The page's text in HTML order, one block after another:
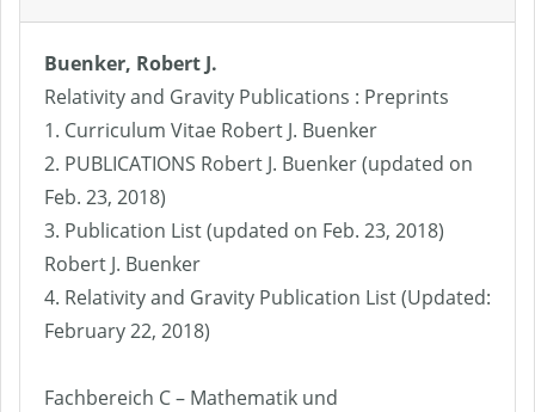
Buenker, Robert J.
Relativity and Gravity Publications : Preprints
1. Curriculum Vitae Robert J. Buenker
2. PUBLICATIONS Robert J. Buenker (updated on
Feb. 23, 2018)
3. Publication List (updated on Feb. 23, 2018)
Robert J. Buenker
4. Relativity and Gravity Publication List (Updated:
February 22, 2018)
Fachbereich C – Mathematik und